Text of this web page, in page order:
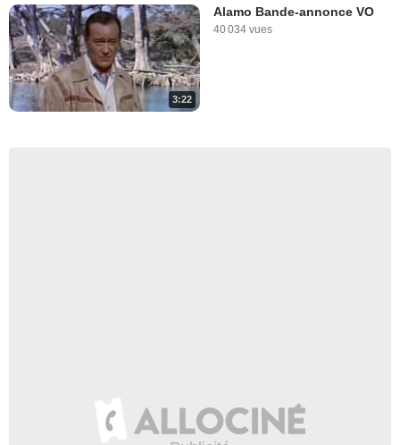
3:22
Alamo Bande-annonce VO
40 034 vues